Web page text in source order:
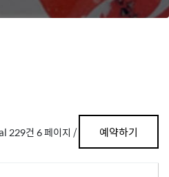
229건 6 페이지 / 예약하기